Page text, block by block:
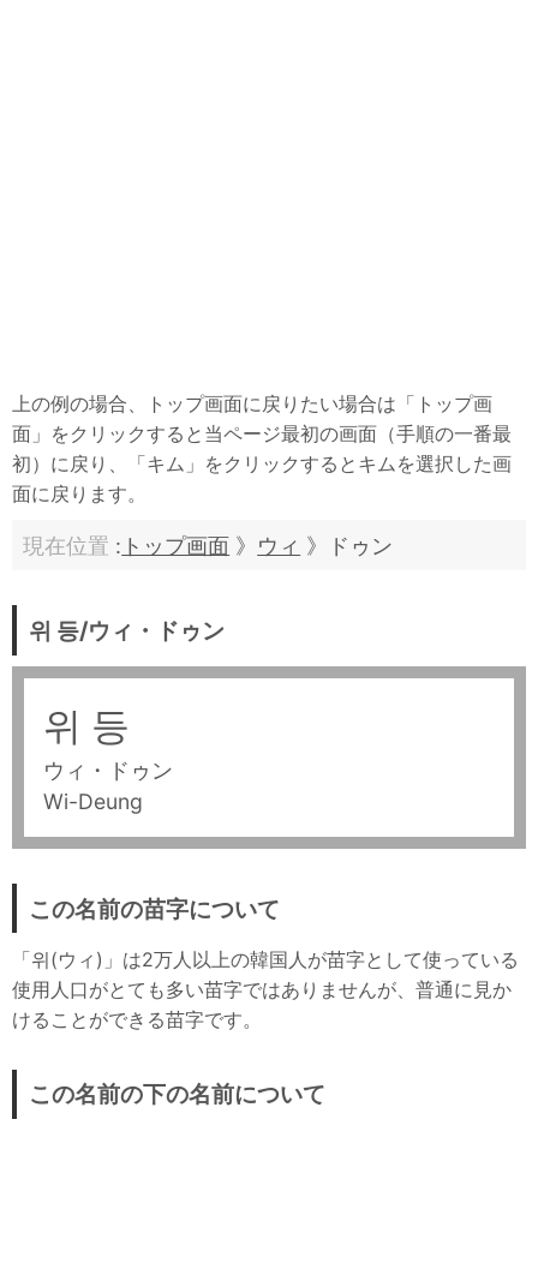
上の例の場合、トップ画面に戻りたい場合は「トップ画
面」をクリックすると当ページ最初の画面（手順の一番最
初）に戻り、「キム」をクリックするとキムを選択した画
面に戻ります。
現在位置 : トップ画面 》 ウィ 》ドゥン
위 등/ウィ・ドゥン
위 등
ウィ・ドゥン
Wi-Deung
この名前の苗字について
「위(ウィ)」は2万人以上の韓国人が苗字として使っている
使用人口がとても多い苗字ではありませんが、普通に見か
けることができる苗字です。
この名前の下の名前について